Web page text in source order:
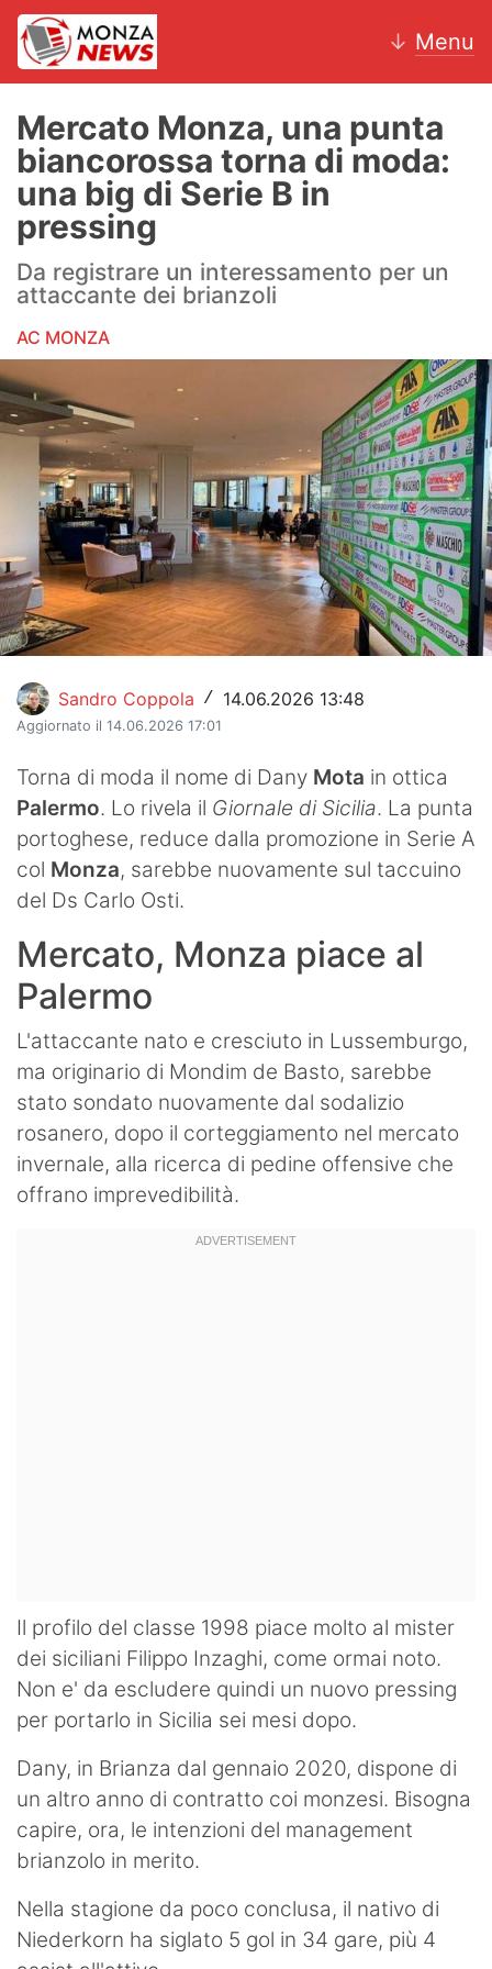
↓ Menu
News
AC Monza
Calcio
Motori
Volley
Hockey
Altri sport
Hockey
Pallanuoto
Pallamano
News
Turismo
Eventi
Mercato Monza, una punta
biancorossa torna di moda:
una big di Serie B in
pressing
Da registrare un interessamento per un
attaccante dei brianzoli
AC MONZA
Sandro Coppola / 14.06.2026 13:48
Aggiornato il 14.06.2026 17:01
Torna di moda il nome di Dany Mota in ottica
Palermo. Lo rivela il Giornale di Sicilia. La punta
portoghese, reduce dalla promozione in Serie A
col Monza, sarebbe nuovamente sul taccuino
del Ds Carlo Osti.
Mercato, Monza piace al
Palermo
L'attaccante nato e cresciuto in Lussemburgo,
ma originario di Mondim de Basto, sarebbe
stato sondato nuovamente dal sodalizio
rosanero, dopo il corteggiamento nel mercato
invernale, alla ricerca di pedine offensive che
offrano imprevedibilità.
Il profilo del classe 1998 piace molto al mister
dei siciliani Filippo Inzaghi, come ormai noto.
Non e' da escludere quindi un nuovo pressing
per portarlo in Sicilia sei mesi dopo.
Dany, in Brianza dal gennaio 2020, dispone di
un altro anno di contratto coi monzesi. Bisogna
capire, ora, le intenzioni del management
brianzolo in merito.
Nella stagione da poco conclusa, il nativo di
Niederkorn ha siglato 5 gol in 34 gare, più 4